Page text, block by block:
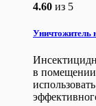
4.60 из 5
Уничтожитель
в